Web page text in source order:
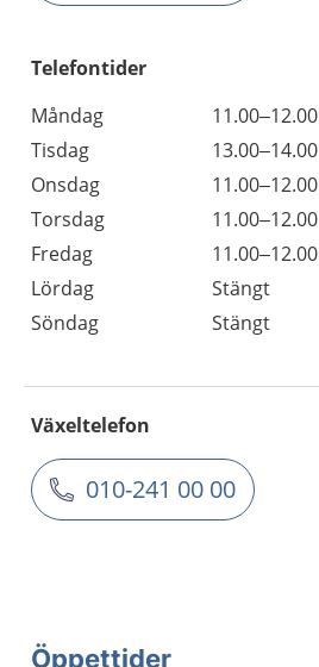
Telefontider
Måndag
11.00–12.00
Tisdag
13.00–14.00
Onsdag
11.00–12.00
Torsdag
11.00–12.00
Fredag
11.00–12.00
Lördag
Stängt
Söndag
Stängt
Växeltelefon
010-241 00 00
Öppettider